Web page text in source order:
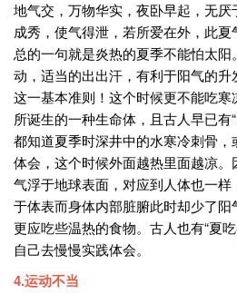
地气交，万物华实，夜卧早起，无
成秀，使气得泄，若所爱在外，此夏
总的一句就是炎热的夏季不能怕太
动，适当的出出汗，有利于阳气的升
这一基本准则！这个时候更不能吃
所诞生的一种生命体，且古人早已有
都知道夏季时深井中的水寒冷刺骨
体会，这个时候外面越热里面越凉
气浮于地球表面，对应到人体也一
于体表而身体内部脏腑此时却少了
更应吃些温热的食物。古人也有“夏
自己去慢慢实践体会。
4.运动不当